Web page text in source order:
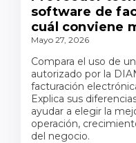
software de
cuál conviene
Mayo 27, 2026
Compara el uso de
autorizado por la
facturación
Explica sus
ayudar a elegir la
operación,
del negocio.